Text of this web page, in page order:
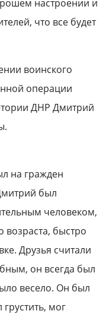
настроении и
что все будет
воинского
операции
ДНР Дмитрий
на гражден
был
человеком,
возраста, быстро
Друзья считали
он всегда был
весело. Он был
мог